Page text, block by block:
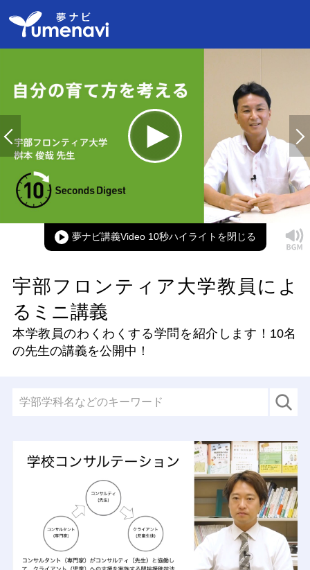
Time
Picture-
in-
Picture
夢ナビ講義Video 10秒ハイライト
宇部フロンティア大学教員によ
るミニ講義
本学教員のわくわくする学問を紹介します！ 10名
の先生の講義を公開中！